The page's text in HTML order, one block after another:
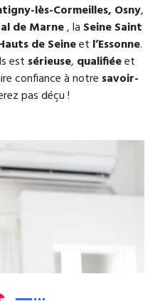
lès-Cormeilles, Osny,
de Marne, la Seine Saint
de Seineet l’Essonne.
est sérieuse, qualifiéeet
confiance à notre savoir-
pas déçu !